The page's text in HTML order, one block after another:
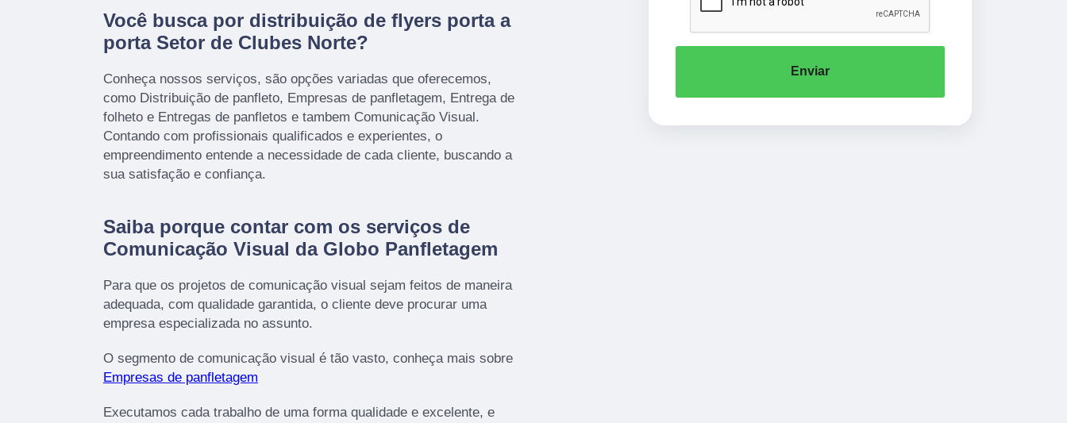
Você busca por distribuição de flyers porta a
porta Setor de Clubes Norte?
Conheça nossos serviços, são opções variadas que oferecemos,
como Distribuição de panfleto, Empresas de panfletagem, Entrega de
folheto e Entregas de panfletos e tambem Comunicação Visual.
Contando com profissionais qualificados e experientes, o
empreendimento entende a necessidade de cada cliente, buscando a
sua satisfação e confiança.
Saiba porque contar com os serviços de
Comunicação Visual da Globo Panfletagem
Para que os projetos de comunicação visual sejam feitos de maneira
adequada, com qualidade garantida, o cliente deve procurar uma
empresa especializada no assunto.
O segmento de comunicação visual é tão vasto, conheça mais sobre
Empresas de panfletagem
Executamos cada trabalho de uma forma qualidade e excelente, e
Enviar